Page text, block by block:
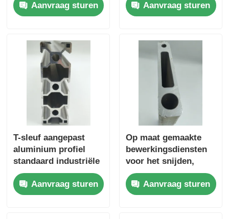
schuifrails gemaakt
in China worden
buigen en snijden van
ramen.
Aanvraag sturen
geëxtrudeerd
aluminium profiel,
werkbankframe-
apparatuur
Aanvraag sturen
T-sleuf aangepast
aluminium profiel
standaard industriële
frame aluminium rail
T-track strip snij- en
buigservice
Aanvraag sturen
Op maat gemaakte
bewerkingsdiensten
voor het snijden,
buigen, lassen en
stempelen van
geextrudeerde
Aanvraag sturen